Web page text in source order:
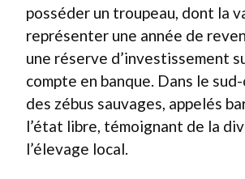
posséder un troupeau, dont la
représenter une année de
une réserve d’investissement
compte en banque. Dans le
des zébus sauvages, appelés
l’état libre, témoignant de la
l’élevage local.